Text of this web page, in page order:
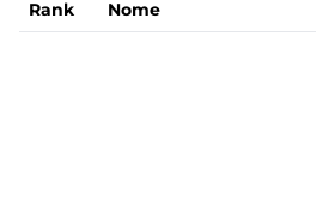
Rank Nome